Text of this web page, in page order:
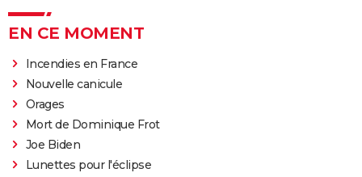
EN CE MOMENT
Incendies en France
Nouvelle canicule
Orages
Mort de Dominique Frot
Joe Biden
Lunettes pour l'éclipse